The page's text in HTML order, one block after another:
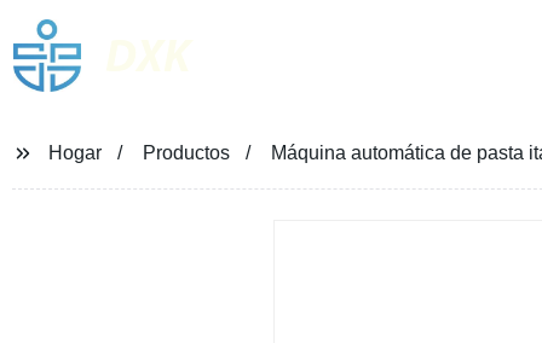
Hogar Productos Máquina automática de pasta